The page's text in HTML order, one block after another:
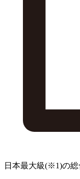
日本最大級(※1)の総